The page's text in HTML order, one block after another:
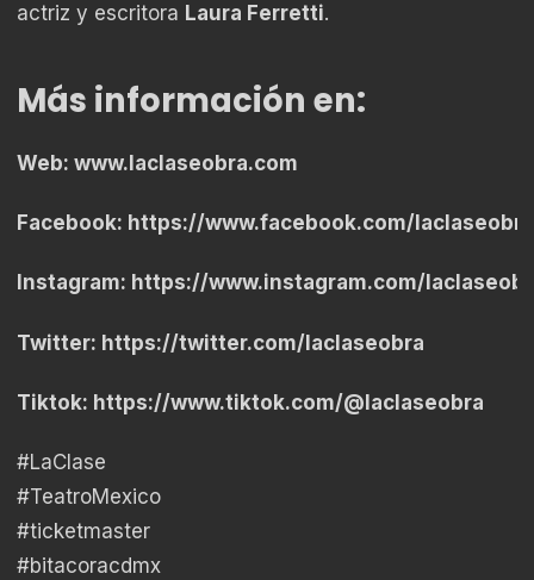
actriz y escritora Laura Ferretti.
Más información en:
Web: www.laclaseobra.com
Facebook: https://www.facebook.com/laclaseobra
Instagram: https://www.instagram.com/
Twitter: https://twitter.com/laclaseobra
Tiktok: https://www.tiktok.com/@laclaseobra
#LaClase
#TeatroMexico
#ticketmaster
#bitacoracdmx